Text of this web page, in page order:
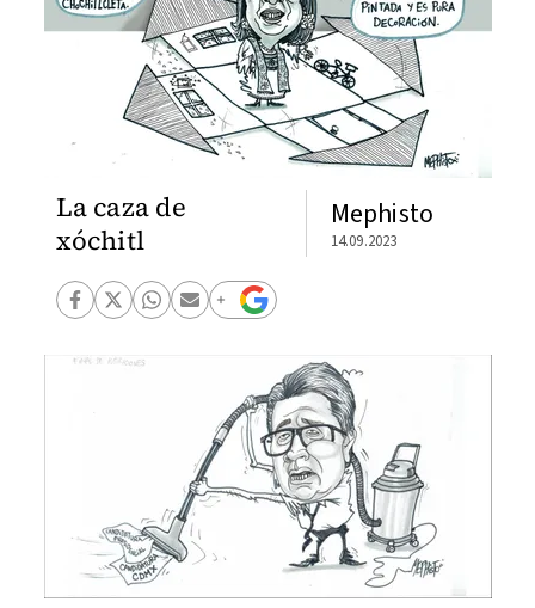
La caza de
xóchitl
Mephisto
14.09.2023